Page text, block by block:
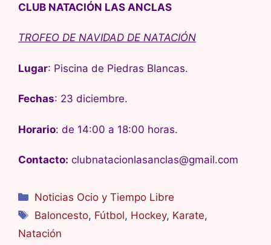
CLUB NATACIÓN LAS ANCLAS
TROFEO DE NAVIDAD DE NATACIÓN
Lugar: Piscina de Piedras Blancas.
Fechas: 23 diciembre.
Horario: de 14:00 a 18:00 horas.
Contacto: clubnatacionlasanclas@gmail.com
Categorías
Noticias Ocio y Tiempo Libre
Etiquetas
Baloncesto, Fútbol, Hockey, Karate,
Natación